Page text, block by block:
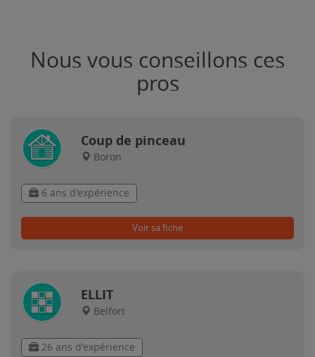
Nous vous conseillons ces
pros
Coup de pinceau
Boron
6 ans d'expérience
Voir sa fiche
ELLIT
Belfort
26 ans d'expérience